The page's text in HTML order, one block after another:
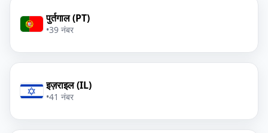
पुर्तगाल (PT)
•39 नंबर
इज़राइल (IL)
•41 नंबर